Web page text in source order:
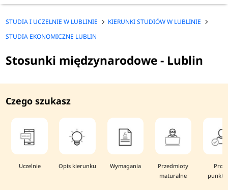
STUDIA I UCZELNIE W LUBLINIE
KIERUNKI STUDIÓW W LUBLINIE
STUDIA EKONOMICZNE LUBLIN
Stosunki międzynarodowe - Lublin
Czego szukasz
Uczelnie Opis kierunku Wymagania
Przedmioty
maturalne